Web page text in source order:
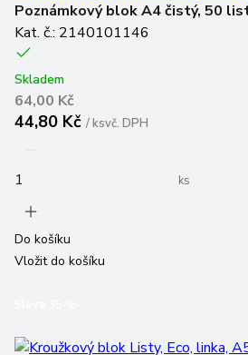
Poznámkový blok A4 čistý, 50
Kat. č.: 2140101146
Skladem
64,00 Kč
44,80 Kč /ksvč. DPH
ks
Do košíku
Vložit do košíku